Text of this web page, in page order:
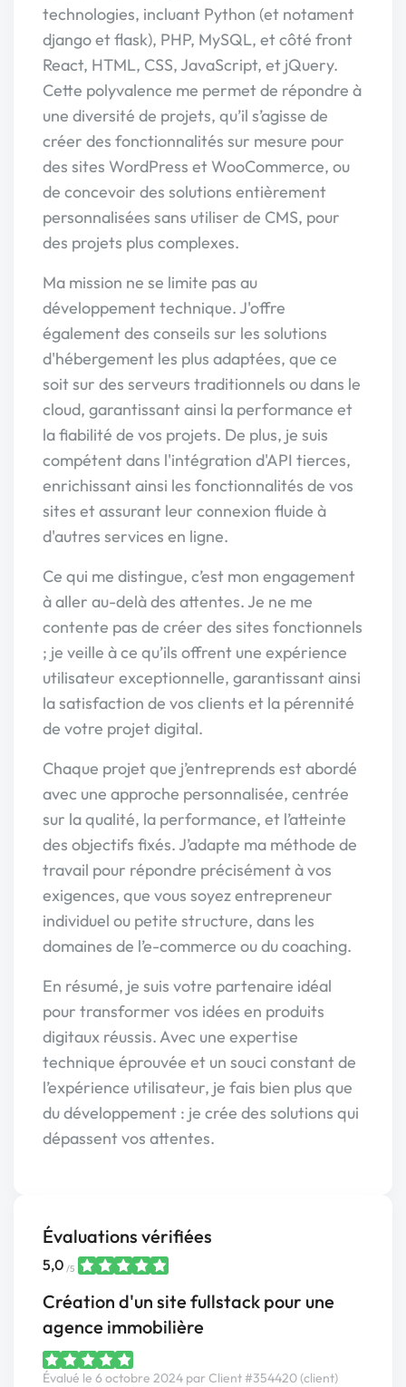
technologies, incluant Python (et notament
django et flask), PHP, MySQL, et côté front
React, HTML, CSS, JavaScript, et jQuery.
Cette polyvalence me permet de répondre à
une diversité de projets, qu’il s’agisse de
créer des fonctionnalités sur mesure pour
des sites WordPress et WooCommerce, ou
de concevoir des solutions entièrement
personnalisées sans utiliser de CMS, pour
des projets plus complexes.
Ma mission ne se limite pas au
développement technique. J'offre
également des conseils sur les solutions
d'hébergement les plus adaptées, que ce
soit sur des serveurs traditionnels ou dans le
cloud, garantissant ainsi la performance et
la fiabilité de vos projets. De plus, je suis
compétent dans l'intégration d'API tierces,
enrichissant ainsi les fonctionnalités de vos
sites et assurant leur connexion fluide à
d'autres services en ligne.
Ce qui me distingue, c’est mon engagement
à aller au-delà des attentes. Je ne me
contente pas de créer des sites fonctionnels
; je veille à ce qu’ils offrent une expérience
utilisateur exceptionnelle, garantissant ainsi
la satisfaction de vos clients et la pérennité
de votre projet digital.
Chaque projet que j’entreprends est abordé
avec une approche personnalisée, centrée
sur la qualité, la performance, et l’atteinte
des objectifs fixés. J’adapte ma méthode de
travail pour répondre précisément à vos
exigences, que vous soyez entrepreneur
individuel ou petite structure, dans les
domaines de l’e-commerce ou du coaching.
En résumé, je suis votre partenaire idéal
pour transformer vos idées en produits
digitaux réussis. Avec une expertise
technique éprouvée et un souci constant de
l’expérience utilisateur, je fais bien plus que
du développement : je crée des solutions qui
dépassent vos attentes.
Évaluations vérifiées
5,0 /5
Création d'un site fullstack pour une
agence immobilière
Évalué le 6 octobre 2024 par Client #354420 (client)